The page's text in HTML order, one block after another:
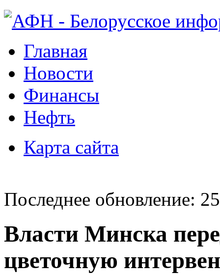
Главная
Новости
Финансы
Нефть
Карта сайта
Последнее обновление:
Власти Минска
цветочную